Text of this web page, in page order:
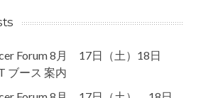
Forum 8月 17日（土）18日
ブース 案内